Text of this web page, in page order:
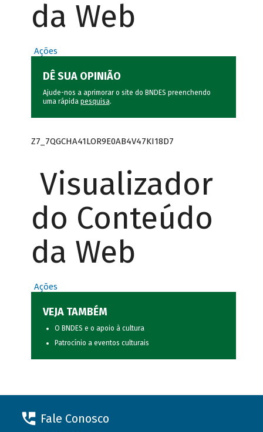
da Web
Ações
DÊ SUA OPINIÃO
Ajude-nos a aprimorar o site do BNDES preenchendo
uma rápida pesquisa.
Z7_7QGCHA41LOR9E0AB4V47KI18D7
Visualizador
do Conteúdo
da Web
Ações
VEJA TAMBÉM
O BNDES e o apoio à cultura
Patrocínio a eventos culturais
Fale Conosco